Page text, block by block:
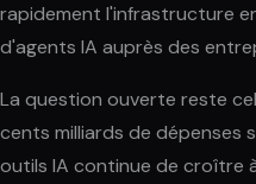
rapidement l'infrastructure
d'agents IA auprès des
La question ouverte reste
cents milliards de dépenses
outils IA continue de croître